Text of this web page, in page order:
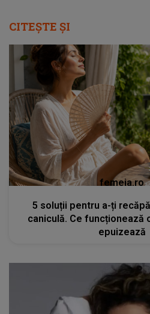
CITEȘTE ȘI
femeia.ro
5 soluții pentru a-ți
caniculă. Ce funcționează
epuizează